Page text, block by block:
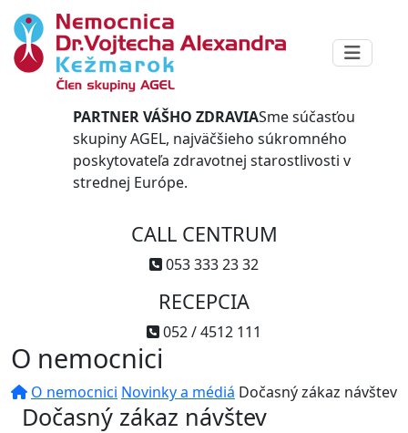
PARTNER VÁŠHO ZDRAVIASme súčasťou
skupiny AGEL, najväčšieho súkromného
poskytovateľa zdravotnej starostlivosti v
strednej Európe.
CALL CENTRUM
053 333 23 32
RECEPCIA
052 / 4512 111
O nemocnici
O nemocnici Novinky a médiá Dočasný zákaz návštev
Dočasný zákaz návštev